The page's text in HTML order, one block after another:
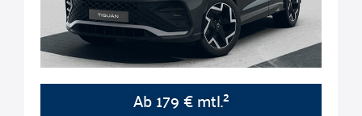
Ab 179 € mtl.²